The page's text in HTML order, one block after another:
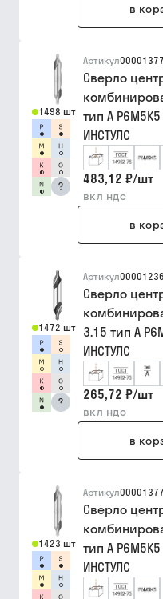
в
1498 шт
?
Артикул
Сверло
тип A
ИНСТУЛС
483,12 ₽/шт
вкл ндс
в
1472 шт
?
Артикул
Сверло
3.15 тип A
ИНСТУЛС
265,72 ₽/шт
вкл ндс
в
1423 шт
Артикул
Сверло
тип A
ИНСТУЛС